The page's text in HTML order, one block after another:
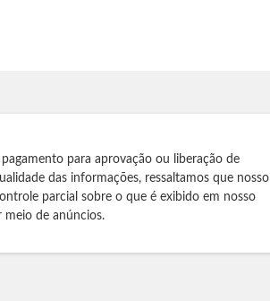
para aprovação ou liberação de
das informações, ressaltamos que nosso
parcial sobre o que é exibido em nosso
meio de anúncios.